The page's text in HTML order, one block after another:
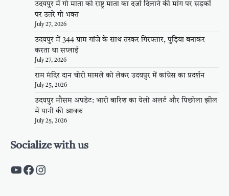
उदयपुर में गो माता को राष्ट्र माता का दर्जा दिलाने की मांग पर सड़कों
पर उतरे गो भक्त
July 27, 2026
उदयपुर में 344 ग्राम गांजे के साथ तस्कर गिरफ्तार, पुड़िया बनाकर
करता था सप्लाई
July 27, 2026
राम मंदिर दान चोरी मामले को लेकर उदयपुर में कांग्रेस का प्रदर्शन
July 25, 2026
उदयपुर मौसम अपडेट: भारी बारिश का येलो अलर्ट और पिछोला झील
में पानी की आवक
July 25, 2026
Socialize with us
https://www.youtube.com/c/
https://www.facebook.com/
Instagram